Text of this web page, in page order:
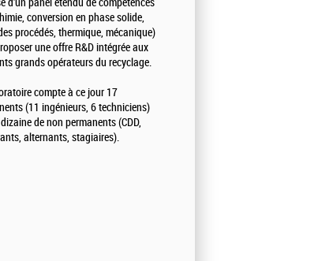
d'un panel étendu de compétences
conversion en phase solide,
procédés, thermique, mécanique)
une offre R&D intégrée aux
grands opérateurs du recyclage.
compte à ce jour 17
(11 ingénieurs, 6 techniciens)
de non permanents (CDD,
alternants, stagiaires).